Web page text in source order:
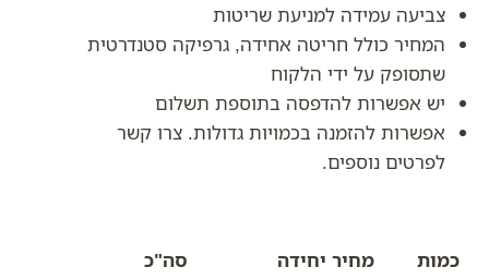
צביעה עמידה למניעת שריטות
המחיר כולל חריטה אחידה, גרפיקה סטנדרטית
שתסופק על ידי הלקוח
יש אפשרות להדפסה בתוספת תשלום
אפשרות להזמנה בכמויות גדולות. צרו קשר
לפרטים נוספים.
כמות מחיר יחידה
סה"כ